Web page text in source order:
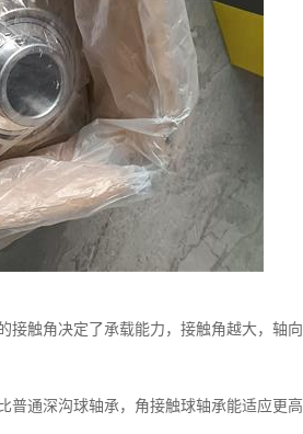
接触角决定了承载能力，接触角越大，轴向
普通深沟球轴承，角接触球轴承能适应更高